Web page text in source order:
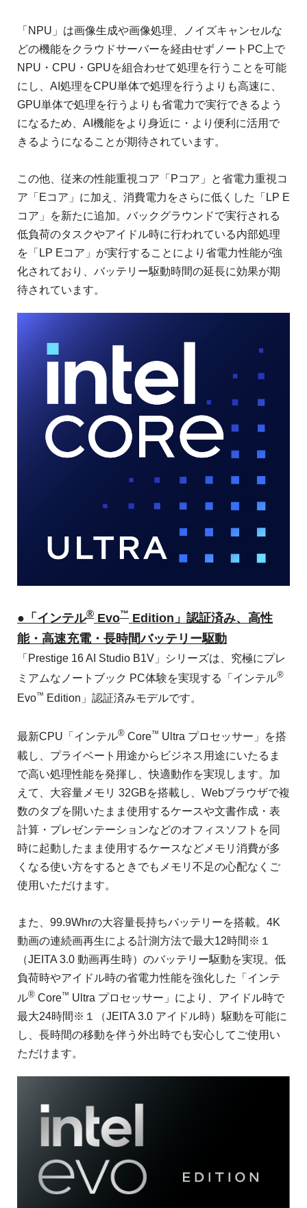
「NPU」は画像生成や画像処理、ノイズキャンセルな
どの機能をクラウドサーバーを経由せずノートPC上で
NPU・CPU・GPUを組合わせて処理を行うことを可能
にし、AI処理をCPU単体で処理を行うよりも高速に、
GPU単体で処理を行うよりも省電力で実行できるよう
になるため、AI機能をより身近に・より便利に活用で
きるようになることが期待されています。
この他、従来の性能重視コア「Pコア」と省電力重視コ
ア「Eコア」に加え、消費電力をさらに低くした「LP E
コア」を新たに追加。バックグラウンドで実行される
低負荷のタスクやアイドル時に行われている内部処理
を「LP Eコア」が実行することにより省電力性能が強
化されており、バッテリー駆動時間の延長に効果が期
待されています。
●「インテル® Evo™ Edition」認証済み、高性
能・高速充電・長時間バッテリー駆動
「Prestige 16 AI Studio B1V」シリーズは、究極にプレ
ミアムなノートブック PC体験を実現する「インテル®
Evo™ Edition」認証済みモデルです。
最新CPU「インテル® Core™ Ultra プロセッサー」を搭
載し、プライベート用途からビジネス用途にいたるま
で高い処理性能を発揮し、快適動作を実現します。加
えて、大容量メモリ 32GBを搭載し、Webブラウザで複
数のタブを開いたまま使用するケースや文書作成・表
計算・プレゼンテーションなどのオフィスソフトを同
時に起動したまま使用するケースなどメモリ消費が多
くなる使い方をするときでもメモリ不足の心配なくご
使用いただけます。
また、99.9Whrの大容量長持ちバッテリーを搭載。4K
動画の連続画再生による計測方法で最大12時間※１
（JEITA 3.0 動画再生時）のバッテリー駆動を実現。低
負荷時やアイドル時の省電力性能を強化した「インテ
ル® Core™ Ultra プロセッサー」により、アイドル時で
最大24時間※１（JEITA 3.0 アイドル時）駆動を可能に
し、長時間の移動を伴う外出時でも安心してご使用い
ただけます。